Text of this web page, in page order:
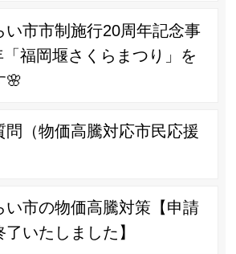
い市市制施行20周年記念事
福岡堰さくらまつり」を
🌸
問（物価高騰対応市民応援
い市の物価高騰対策【申請
いたしました】